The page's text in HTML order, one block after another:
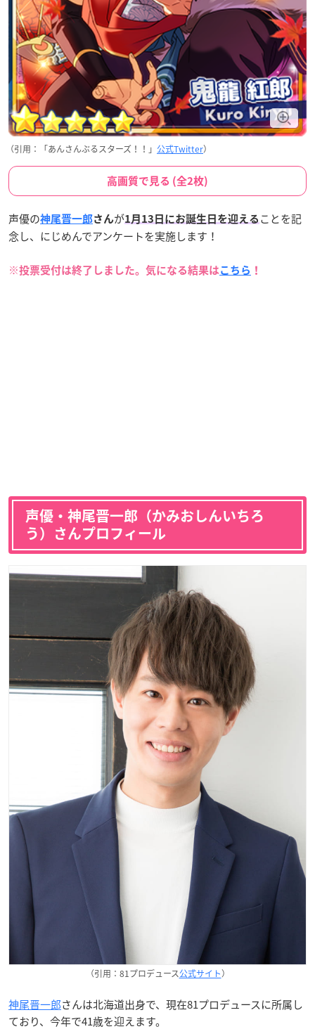
（引用：「あんさんぶるスターズ！！」 公式Twitter）
高画質で見る (全2枚)
声優の神尾晋一郎さんが1月13日にお誕生日 を迎える ことを記
念し、にじめんでアンケートを実施します！
※投票受付は終了しました。気になる結果はこちら ！
声優・神尾晋一郎（かみおしんいちろ
う）さんプロフィール
（引用：81プロデュース公式サイト）
神尾晋一郎さんは北海道出身で、現在81プロデュースに所属し
ており、今年で41歳を迎えます。